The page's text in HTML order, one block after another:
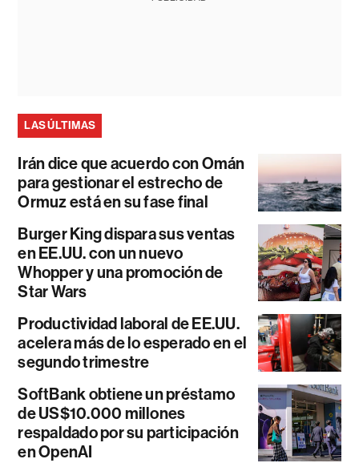
LAS ÚLTIMAS
Irán dice que acuerdo con Omán
para gestionar el estrecho de
Ormuz está en su fase final
Burger King dispara sus ventas
en EE.UU. con un nuevo
Whopper y una promoción de
Star Wars
Productividad laboral de EE.UU.
acelera más de lo esperado en el
segundo trimestre
SoftBank obtiene un préstamo
de US$10.000 millones
respaldado por su participación
en OpenAI